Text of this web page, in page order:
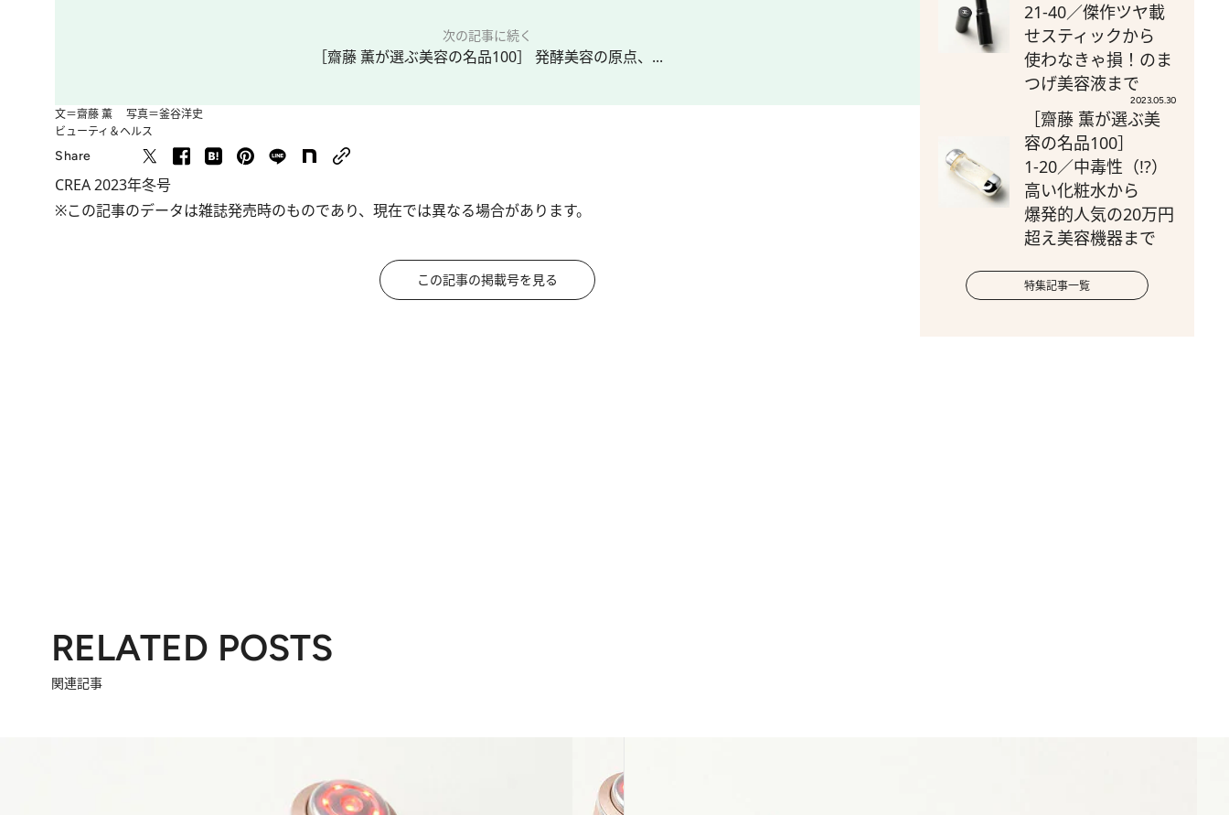
次の記事に続く
［齋藤 薫が選ぶ美容の名品100］ 発酵美容の原点、...
文＝齋藤 薫 写真＝釜谷洋史
ビューティ＆ヘルス
Share
CREA 2023年冬号
※この記事のデータは雑誌発売時のものであり、現在では異なる場合があります。
この記事の掲載号を見る
21-40／傑作ツヤ載
せスティックから
使わなきゃ損！のま
つげ美容液まで
2023.05.30
［齋藤 薫が選ぶ美
容の名品100］
1-20／中毒性（!?）
高い化粧水から
爆発的人気の20万円
超え美容機器まで
特集記事一覧
RELATED POSTS
関連記事